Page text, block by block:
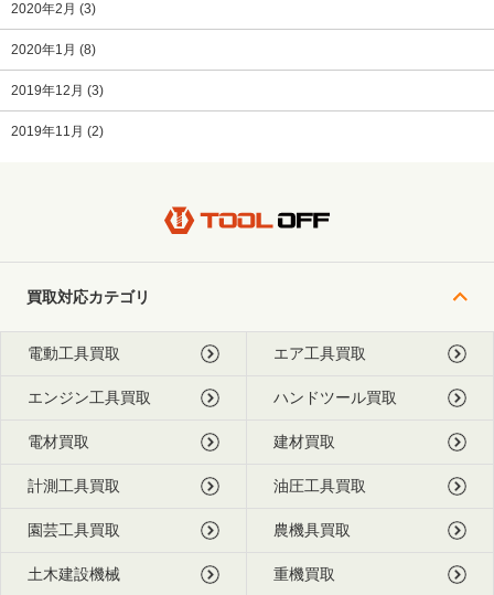
2020年2月 (3)
2020年1月 (8)
2019年12月 (3)
2019年11月 (2)
買取対応カテゴリ
電動工具買取 エア工具買取
エンジン工具買取 ハンドツール買取
電材買取 建材買取
計測工具買取 油圧工具買取
園芸工具買取 農機具買取
土木建設機械 重機買取